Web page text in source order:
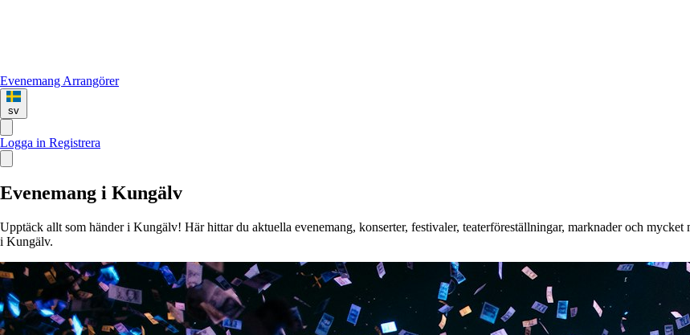
Evenemang Arrangörer
sv
Logga in Registrera
Evenemang i Kungälv
Upptäck allt som händer i Kungälv! Här hittar du aktuella evenemang, konserter, festivaler, teaterföreställningar, marknader och
i Kungälv.